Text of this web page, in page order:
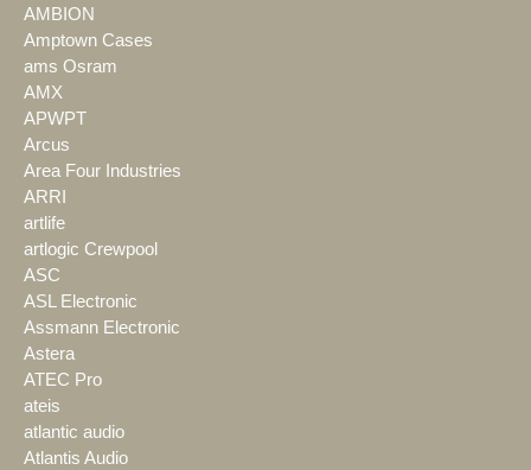
AMBION
Amptown Cases
ams Osram
AMX
APWPT
Arcus
Area Four Industries
ARRI
artlife
artlogic Crewpool
ASC
ASL Electronic
Assmann Electronic
Astera
ATEC Pro
ateis
atlantic audio
Atlantis Audio